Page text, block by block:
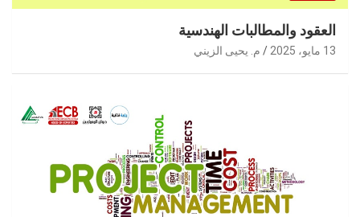
العقود والمطالبات الهندسية
13 مايو، 2025 م. يحيى الزيني